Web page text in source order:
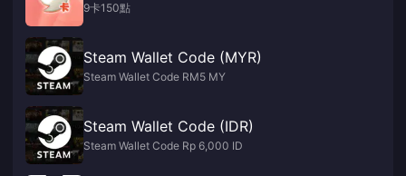
9卡150點
Steam Wallet Code (MYR)
Steam Wallet Code RM5 MY
Steam Wallet Code (IDR)
Steam Wallet Code Rp 6,000 ID